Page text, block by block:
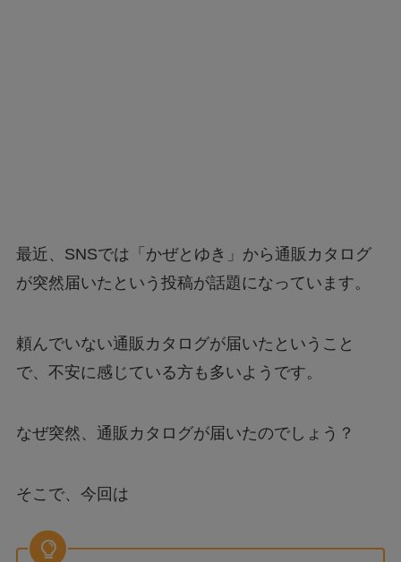
最近、SNSでは「かぜとゆき」から通販カタログ
が突然届いたという投稿が話題になっています。
頼んでいない通販カタログが届いたということ
で、不安に感じている方も多いようです。
なぜ突然、通販カタログが届いたのでしょう？
そこで、今回は